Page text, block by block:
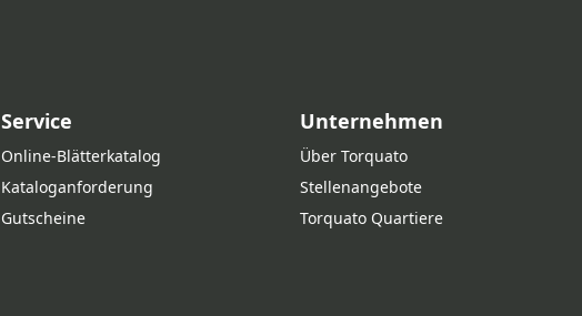
Service
Online‑Blätterkatalog
Kataloganforderung
Gutscheine
Unternehmen
Über Torquato
Stellenangebote
Torquato Quartiere